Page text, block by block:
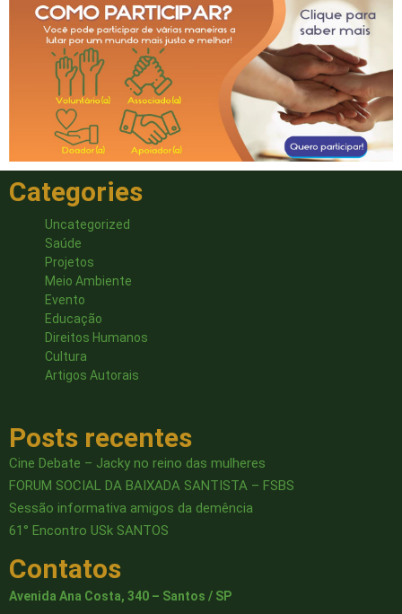
Categories
Uncategorized
Saúde
Projetos
Meio Ambiente
Evento
Educação
Direitos Humanos
Cultura
Artigos Autorais
Posts recentes
Cine Debate – Jacky no reino das mulheres
FORUM SOCIAL DA BAIXADA SANTISTA – FSBS
Sessão informativa amigos da demência
61° Encontro USk SANTOS
Contatos
Avenida Ana Costa, 340 – Santos / SP